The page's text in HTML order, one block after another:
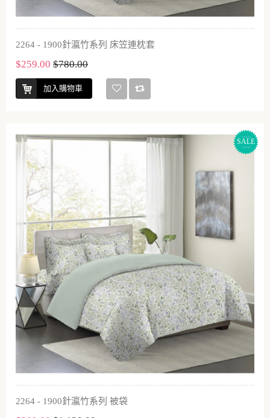
2264 - 1900針瀛竹系列 床笠連枕套
$259.00 $780.00
加入購物車
SALE
2264 - 1900針瀛竹系列 被袋